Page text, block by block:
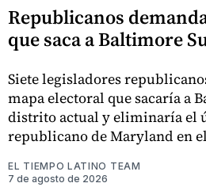
Republicanos
que saca a Baltimore
Siete legisladores
mapa electoral que sacaría a
distrito actual y eliminaría el
republicano de Maryland en
EL TIEMPO LATINO TEAM
7 de agosto de 2026